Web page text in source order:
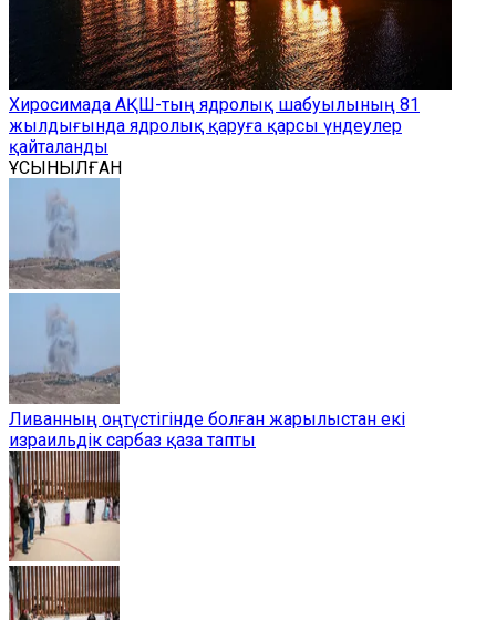
Хиросимада АҚШ-тың ядролық шабуылының 81
жылдығында ядролық қаруға қарсы үндеулер
қайталанды
ҰСЫНЫЛҒАН
Ливанның оңтүстігінде болған жарылыстан екі
израильдік сарбаз қаза тапты